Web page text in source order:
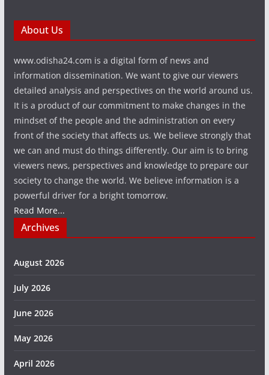
About Us
www.odisha24.com is a digital form of news and
information dissemination. We want to give our viewers
detailed analysis and perspectives on the world around us.
It is a product of our commitment to make changes in the
mindset of the people and the administration on every
front of the society that affects us. We believe strongly that
we can and must do things differently. Our aim is to bring
viewers news, perspectives and knowledge to prepare our
society to change the world. We believe information is a
powerful driver for a bright tomorrow.
Read More...
Archives
August 2026
July 2026
June 2026
May 2026
April 2026